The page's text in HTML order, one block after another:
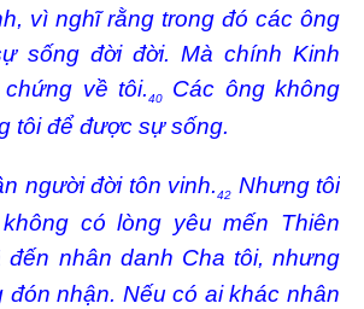
vì nghĩ rằng trong đó các ông
sống đời đời. Mà chính Kinh
về tôi.40Các ông không
tôi để được sự sống.
người đời tôn vinh.42 Nhưng tôi
có lòng yêu mến Thiên
đến nhân danh Cha tôi, nhưng
đón nhận. Nếu có ai khác nhân